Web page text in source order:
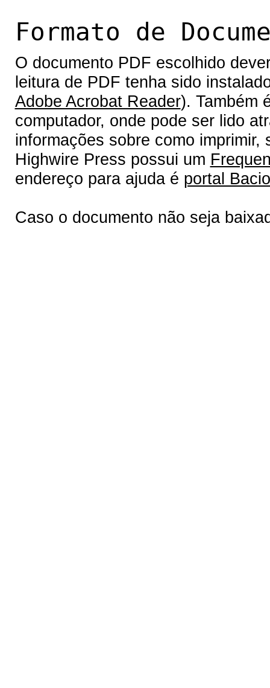
Formato de
O documento PDF escolhido
leitura de PDF tenha sido
Adobe Acrobat Reader). Também
computador, onde pode ser lido
informações sobre como
Highwire Press possui um
endereço para ajuda é portal
Caso o documento não seja